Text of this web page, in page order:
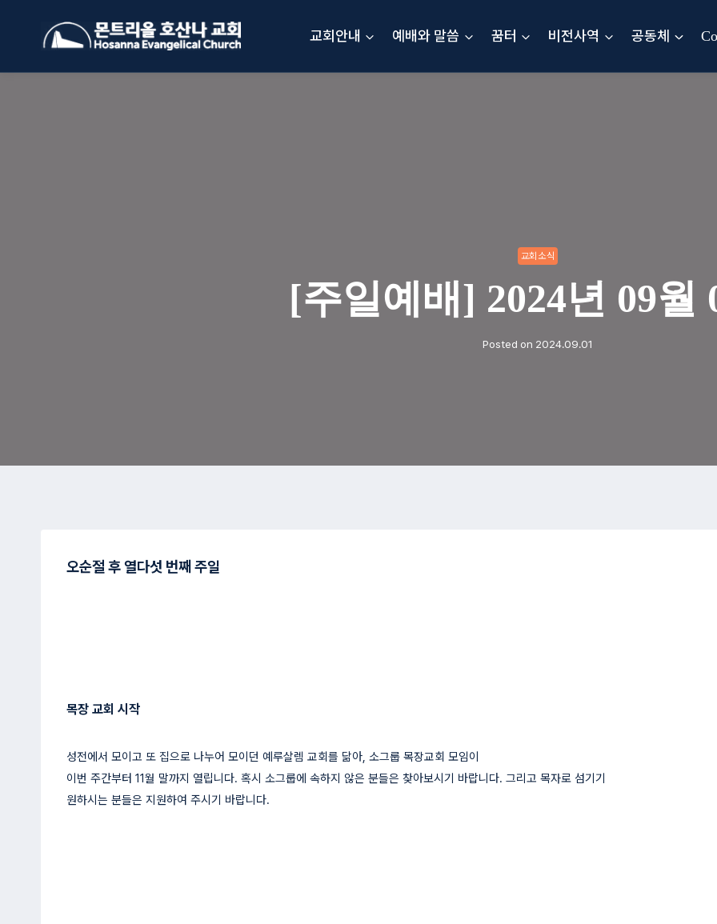
content
교회안내 예배와 말씀 꿈터 비전사역 공동체
교회소식
[주일예배] 2024년 09월
Posted on 2024.09.01
오순절 후 열다섯 번째 주일
목장 교회 시작
성전에서 모이고 또 집으로 나누어 모이던 예루살렘 교회를 닮아, 소그룹 목장교회 모임이
이번 주간부터 11월 말까지 열립니다. 혹시 소그룹에 속하지 않은 분들은 찾아보시기 바랍니다. 그리고 목자로 섬기기
원하시는 분들은 지원하여 주시기 바랍니다.